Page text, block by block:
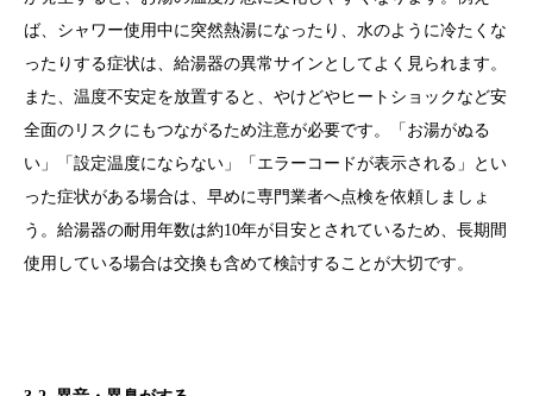
ば、シャワー使用中に突然熱湯になったり、水のように冷たくな
ったりする症状は、給湯器の異常サインとしてよく見られます。
また、温度不安定を放置すると、やけどやヒートショックなど安
全面のリスクにもつながるため注意が必要です。「お湯がぬる
い」「設定温度にならない」「エラーコードが表示される」とい
った症状がある場合は、早めに専門業者へ点検を依頼しましょ
う。給湯器の耐用年数は約10年が目安とされているため、長期間
使用している場合は交換も含めて検討することが大切です。